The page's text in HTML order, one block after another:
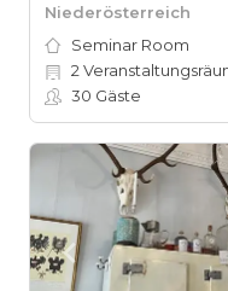
Niederösterreich
Seminar Room
2
30 Gäste